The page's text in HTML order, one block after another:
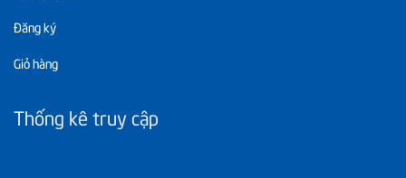
Đăng ký
Giỏ hàng
Thống kê truy cập